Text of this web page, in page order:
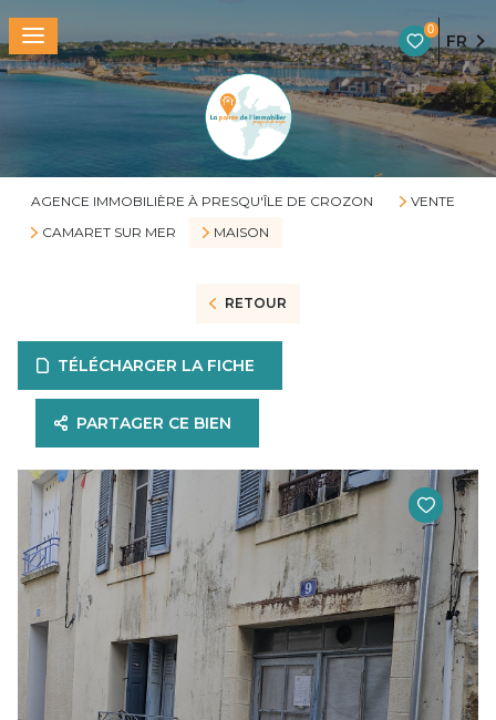
0
FR
AGENCE IMMOBILIÈRE À PRESQU'ÎLE DE CROZON
VENTE
CAMARET SUR MER
MAISON
RETOUR
TÉLÉCHARGER LA FICHE
PARTAGER CE BIEN